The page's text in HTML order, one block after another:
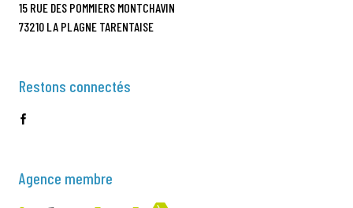
15 RUE DES POMMIERS MONTCHAVIN
73210 LA PLAGNE TARENTAISE
Restons connectés
Agence membre